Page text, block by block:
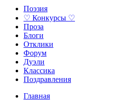
Поэзия
♡ Конкурсы ♡
Проза
Блоги
Отклики
Форум
Дуэли
Классика
Поздравления
Главная